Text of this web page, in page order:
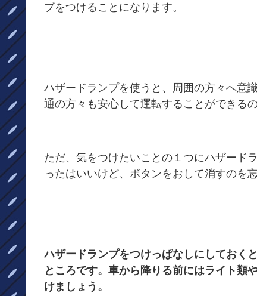
プをつけることになります。
ハザードランプを使うと、周囲の方々へ意
通の方々も安心して運転することができるの
ただ、気をつけたいことの１つにハザード
ったはいいけど、ボタンをおして消すのを
ハザードランプをつけっぱなしにしておく
ところです。車から降りる前にはライト類
けましょう。